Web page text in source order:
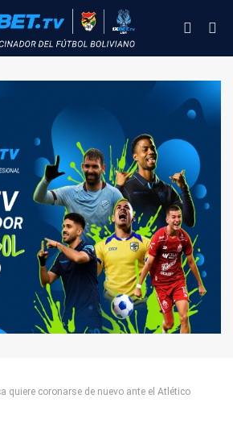
quiere coronarse de nuevo ante el Atlético